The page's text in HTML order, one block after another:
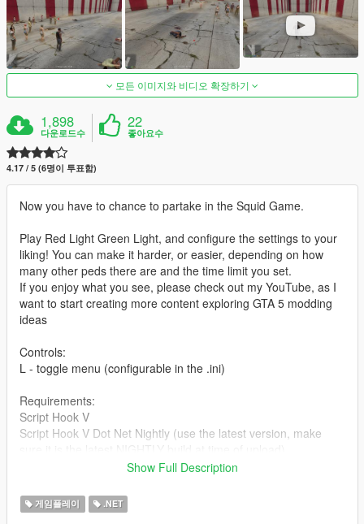
모든 이미지와 비디오 확장하기
1,898
다운로드수
22
좋아요수
4.17 / 5 (6명이 투표함)
Now you have to chance to partake in the Squid Game.
Play Red Light Green Light, and configure the settings to your
liking! You can make it harder, or easier, depending on how
many other peds there are and the time limit you set.
If you enjoy what you see, please check out my YouTube, as I
want to start creating more content exploring GTA 5 modding
ideas
Controls:
L - toggle menu (configurable in the .ini)
Requirements:
Script Hook V
Script Hook V Dot Net Nightly (use the latest version, make
NAudio (included in .rar package)
Installation:
Show Full Description
게임플레이 .NET